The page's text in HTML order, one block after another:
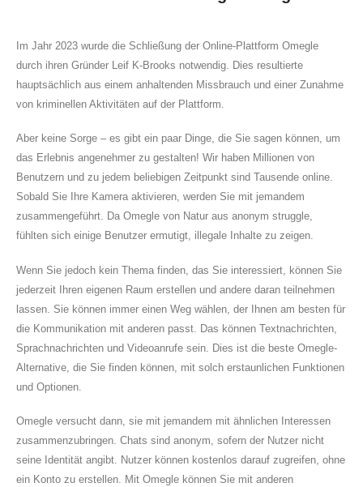
Im Jahr 2023 wurde die Schließung der Online-Plattform Omegle
durch ihren Gründer Leif K-Brooks notwendig. Dies resultierte
hauptsächlich aus einem anhaltenden Missbrauch und einer Zunahme
von kriminellen Aktivitäten auf der Plattform.
Aber keine Sorge – es gibt ein paar Dinge, die Sie sagen können, um
das Erlebnis angenehmer zu gestalten! Wir haben Millionen von
Benutzern und zu jedem beliebigen Zeitpunkt sind Tausende online.
Sobald Sie Ihre Kamera aktivieren, werden Sie mit jemandem
zusammengeführt. Da Omegle von Natur aus anonym struggle,
fühlten sich einige Benutzer ermutigt, illegale Inhalte zu zeigen.
Wenn Sie jedoch kein Thema finden, das Sie interessiert, können Sie
jederzeit Ihren eigenen Raum erstellen und andere daran teilnehmen
lassen. Sie können immer einen Weg wählen, der Ihnen am besten für
die Kommunikation mit anderen passt. Das können Textnachrichten,
Sprachnachrichten und Videoanrufe sein. Dies ist die beste Omegle-
Alternative, die Sie finden können, mit solch erstaunlichen Funktionen
und Optionen.
Omegle versucht dann, sie mit jemandem mit ähnlichen Interessen
zusammenzubringen. Chats sind anonym, sofern der Nutzer nicht
seine Identität angibt. Nutzer können kostenlos darauf zugreifen, ohne
ein Konto zu erstellen. Mit Omegle können Sie mit anderen